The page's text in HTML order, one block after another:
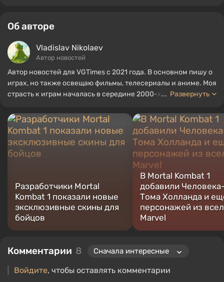
Об авторе
Vladislav Nikolaev
Автор новостей
Автор новостей для VGTimes с 2021 года. В основном пишу о
играх, но также освещаю фильмы, телесериалы и аниме. Моя
страсть к играм началась в середине 2000-х. Я в основном
моих любимых игр всех времен включают Fallout, Borderlands
и The Witcher.
... Развернуть
Разработчики Mortal
Kombat 1 показали новые
эксклюзивные скины для
бойцов
В Mortal Kombat 1
добавили
Тома Холланда и
персонажей из
Marvel
Комментарии 8
Войдите, чтобы оставлять комментарии